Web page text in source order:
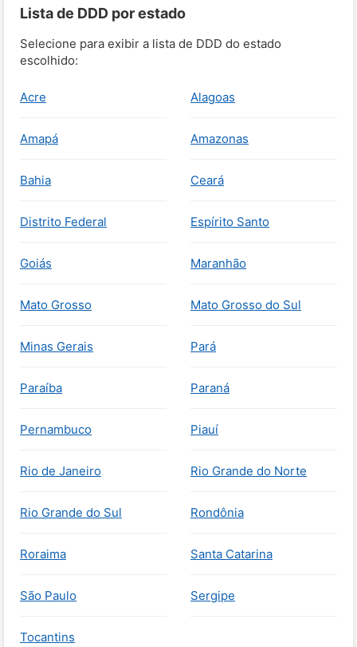
Lista de DDD por estado
Selecione para exibir a lista de DDD do estado
escolhido:
Acre Alagoas
Amapá Amazonas
Bahia Ceará
Distrito Federal Espírito Santo
Goiás Maranhão
Mato Grosso Mato Grosso do Sul
Minas Gerais Pará
Paraíba Paraná
Pernambuco Piauí
Rio de Janeiro Rio Grande do Norte
Rio Grande do Sul Rondônia
Roraima Santa Catarina
São Paulo Sergipe
Tocantins